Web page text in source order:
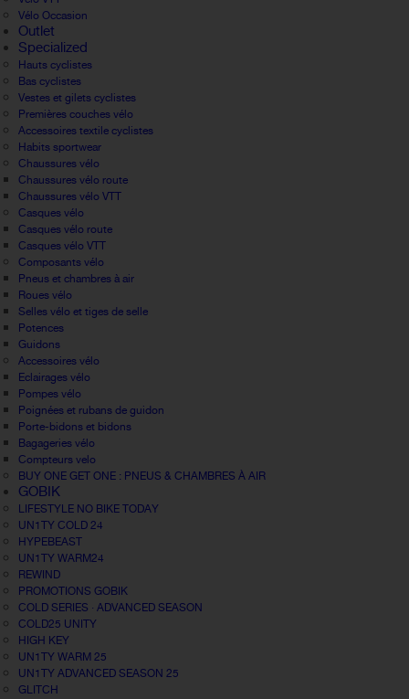
Vélo Occasion
Outlet
Specialized
Hauts cyclistes
Bas cyclistes
Vestes et gilets cyclistes
Premières couches vélo
Accessoires textile cyclistes
Habits sportwear
Chaussures vélo
Chaussures vélo route
Chaussures vélo VTT
Casques vélo
Casques vélo route
Casques vélo VTT
Composants vélo
Pneus et chambres à air
Roues vélo
Selles vélo et tiges de selle
Potences
Guidons
Accessoires vélo
Eclairages vélo
Pompes vélo
Poignées et rubans de guidon
Porte-bidons et bidons
Bagageries vélo
Compteurs velo
BUY ONE GET ONE : PNEUS & CHAMBRES À AIR
GOBIK
LIFESTYLE NO BIKE TODAY
UN1TY COLD 24
HYPEBEAST
UN1TY WARM24
REWIND
PROMOTIONS GOBIK
COLD SERIES · ADVANCED SEASON
COLD25 UNITY
HIGH KEY
UN1TY WARM 25
UN1TY ADVANCED SEASON 25
GLITCH